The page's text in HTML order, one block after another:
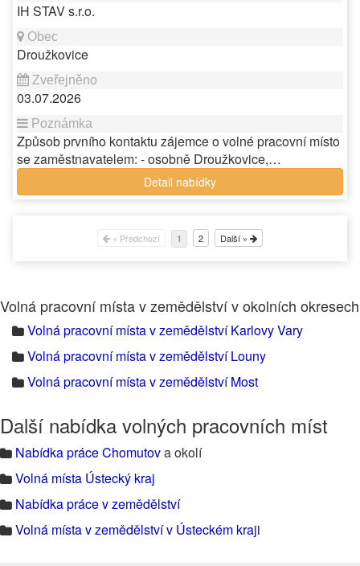
IH STAV s.r.o.
Droužkovice
03.07.2026
Způsob prvního kontaktu zájemce o volné pracovní místo
se zaměstnavatelem: - osobně Droužkovice,…
Detail nabídky
« Předchozí 1 2 Další »
Volná pracovní místa v zemědělství v okolních okresech
Volná pracovní místa v zemědělství Karlovy Vary
Volná pracovní místa v zemědělství Louny
Volná pracovní místa v zemědělství Most
Další nabídka volných pracovních míst
Nabídka práce Chomutova okolí
Volná místa Ústecký kraj
Nabídka práce v zemědělství
Volná místa v zemědělství v Ústeckém kraji